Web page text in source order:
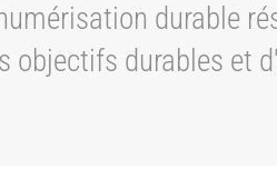
durable
objectifs durables et